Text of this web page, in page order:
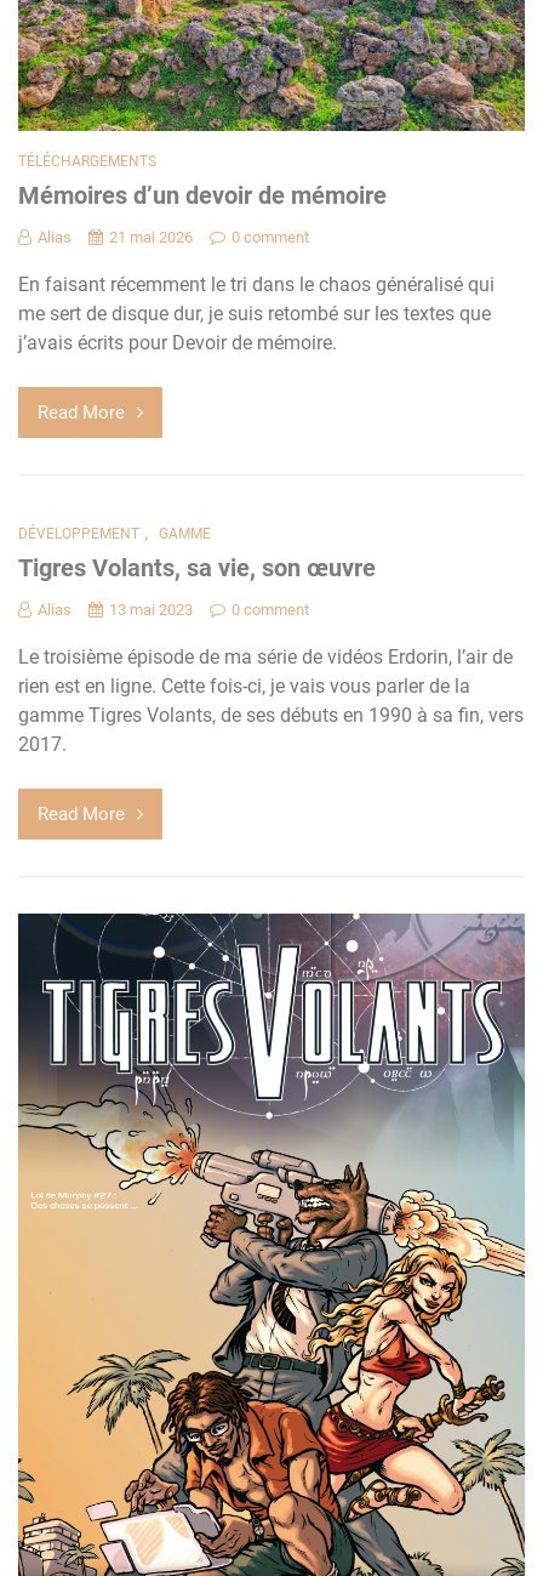
TÉLÉCHARGEMENTS
Mémoires d’un devoir de mémoire
Alias 21 mai 2026 0 comment
En faisant récemment le tri dans le chaos généralisé qui
me sert de disque dur, je suis retombé sur les textes que
j’avais écrits pour Devoir de mémoire.
Read More
DÉVELOPPEMENT , GAMME
Tigres Volants, sa vie, son œuvre
Alias 13 mai 2023 0 comment
Le troisième épisode de ma série de vidéos Erdorin, l’air de
rien est en ligne. Cette fois-ci, je vais vous parler de la
gamme Tigres Volants, de ses débuts en 1990 à sa fin, vers
2017.
Read More